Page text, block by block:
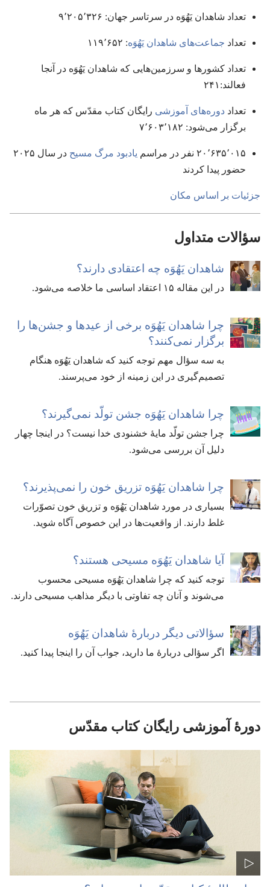
تعداد شاهدان یَهُوَه در سرتاسر جهان:‏ ۹٬۲۰۵٬۳۲۶
تعداد جماعت‌های شاهدان یَهُوَه:‏ ۱۱۹٬۶۵۲
تعداد کشورها و سرزمین‌هایی که شاهدان یَهُوَه در آنجا
فعالند:‏ ۲۴۱
تعداد دوره‌های آموزشی رایگان کتاب مقدّس که هر ماه
برگزار می‌شود:‏ ۷٬۶۰۳٬۱۸۲
۲۰٬۶۳۵٬۰۱۵ نفر در مراسم یادبود مرگ مسیح در سال ۲۰۲۵
حضور پیدا کردند
جزئیات بر اساس مکان
سؤالات متداول
شاهدان یَهُوَه چه اعتقادی دارند؟‏
در این مقاله ۱۵ اعتقاد اساسی ما خلاصه می‌شود.‏
چرا شاهدان یَهُوَه برخی از عیدها و جشن‌ها را
برگزار نمی‌کنند؟‏
به سه سؤال مهم توجه کنید که شاهدان یَهُوَه هنگام
تصمیم‌گیری در این زمینه از خود می‌پرسند.‏
چرا شاهدان یَهُوَه جشن تولّد نمی‌گیرند؟‏
چرا جشن تولّد مایهٔ خشنودی خدا نیست؟‏ در اینجا چهار
دلیل آن بررسی می‌شود.‏
چرا شاهدان یَهُوَه تزریق خون را نمی‌پذیرند؟‏
بسیاری در مورد شاهدان یَهُوَه و تزریق خون تصوّرات
غلط دارند.‏ از واقعیت‌ها در این خصوص آگاه شوید.‏
آیا شاهدان یَهُوَه مسیحی هستند؟‏
توجه کنید که چرا شاهدان یَهُوَه مسیحی محسوب
می‌شوند و آنان چه تفاوتی با دیگر مذاهب مسیحی دارند.‏
سؤالاتی دیگر دربارهٔ شاهدان یَهُوَه
اگر سؤالی دربارهٔ ما دارید،‏ جواب آن را اینجا پیدا کنید.‏
دورهٔ آموزشی رایگان کتاب مقدّس